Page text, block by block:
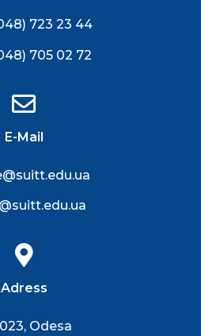
723 23 44
705 02 72
E-Mail
Adress
Odesa